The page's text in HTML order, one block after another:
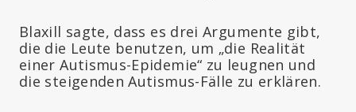
Blaxill sagte, dass es drei Argumente gibt,
die die Leute benutzen, um „die Realität
einer Autismus-Epidemie“ zu leugnen und
die steigenden Autismus-Fälle zu erklären.